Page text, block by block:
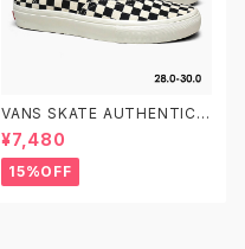
VANS SKATE AUTHENTIC V
N0A5FC8FS8 28.0-30.0 C
HECKERBOARD MARSHMA
LLOW ヴァンズ スケート オー
センティック スケシュー スケー
¥7,480
15%OFF